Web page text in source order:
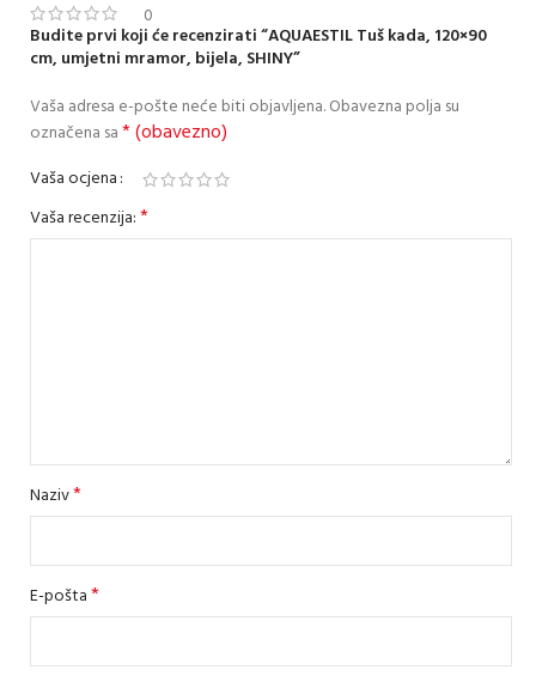
0
Budite prvi koji će recenzirati “AQUAESTIL Tuš kada, 120×90
cm, umjetni mramor, bijela, SHINY”
Vaša adresa e-pošte neće biti objavljena.Obavezna polja su
označena sa* (obavezno)
Vaša ocjena
Vaša recenzija:*
Naziv*
E-pošta*